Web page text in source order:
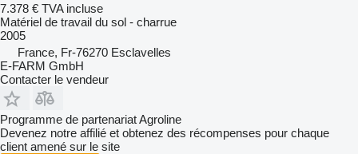
7.378 € TVA incluse
Matériel de travail du sol - charrue
2005
France, Fr-76270 Esclavelles
E-FARM GmbH
Contacter le vendeur
Programme de partenariat Agroline
Devenez notre affilié et obtenez des récompenses pour chaque
client amené sur le site